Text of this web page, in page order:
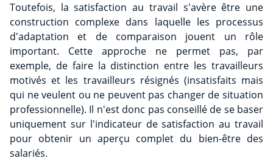
Toutefois, la satisfaction au travail s'avère être une
construction complexe dans laquelle les processus
d'adaptation et de comparaison jouent un rôle
important. Cette approche ne permet pas, par
exemple, de faire la distinction entre les travailleurs
motivés et les travailleurs résignés (insatisfaits mais
qui ne veulent ou ne peuvent pas changer de situation
professionnelle). Il n'est donc pas conseillé de se baser
uniquement sur l'indicateur de satisfaction au travail
pour obtenir un aperçu complet du bien-être des
salariés.